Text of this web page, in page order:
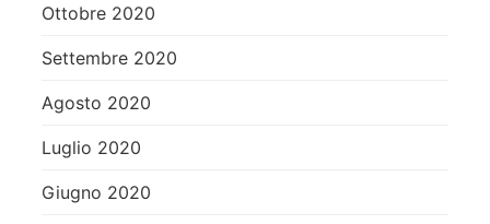
Ottobre 2020
Settembre 2020
Agosto 2020
Luglio 2020
Giugno 2020